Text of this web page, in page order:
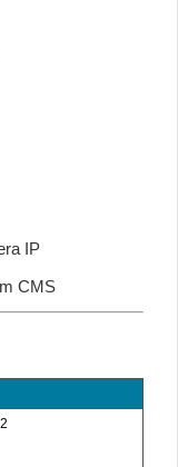
IP
CMS